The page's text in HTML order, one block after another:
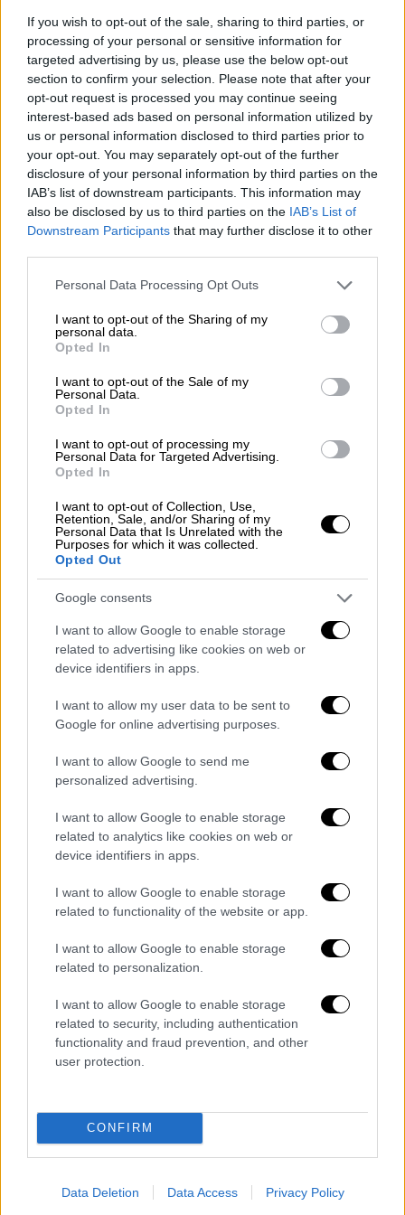
If you wish to opt-out of the sale, sharing to third parties, or
processing of your personal or sensitive information for
targeted advertising by us, please use the below opt-out
section to confirm your selection. Please note that after your
opt-out request is processed you may continue seeing
interest-based ads based on personal information utilized by
us or personal information disclosed to third parties prior to
your opt-out. You may separately opt-out of the further
disclosure of your personal information by third parties on the
IAB’s list of downstream participants. This information may
also be disclosed by us to third parties on the IAB’s List of
Downstream Participants that may further disclose it to other
Please note that this website/app uses one or more Google
not limited to your visit or usage behaviour. You may click to
grant or deny consent to Google and its third-party tags to
use your data for below specified purposes in below Google
consent section.
Personal Data Processing Opt Outs
I want to opt-out of the Sharing of my
personal data.
Opted In
I want to opt-out of the Sale of my
Personal Data.
Opted In
I want to opt-out of processing my
Personal Data for Targeted Advertising.
Opted In
I want to opt-out of Collection, Use,
Retention, Sale, and/or Sharing of my
Personal Data that Is Unrelated with the
Purposes for which it was collected.
Opted Out
Google consents
I want to allow Google to enable storage
related to advertising like cookies on web or
device identifiers in apps.
I want to allow my user data to be sent to
Google for online advertising purposes.
I want to allow Google to send me
personalized advertising.
I want to allow Google to enable storage
related to analytics like cookies on web or
device identifiers in apps.
I want to allow Google to enable storage
related to functionality of the website or app.
I want to allow Google to enable storage
related to personalization.
I want to allow Google to enable storage
related to security, including authentication
functionality and fraud prevention, and other
user protection.
CONFIRM
Data Deletion Data Access Privacy Policy
έκλεψε, ο Μαντσίνι πάσαρε θαυμάσια για τον
Αργεντινό, ο οποίος αν και πριν από το ματς
θεωρείτο αμφίβολος και ανέτοιμος,
εκτέλεσε ιδανικά για το 1-0 των Ρωμαίων.
ανέβασε ρυθμό, πήρε μέτρα στο γήπεδο κι
είχε μια σπουδαία στιγμή για να ισοφαρίσει
λίγο πριν απ' το φινάλε του ημιχρόνου.
Ωστόσο, το καταπληκτικό μακρινό σουτ του
Ράκιτιτς έξω απ' την περιοχή τράνταξε το
αριστερό δοκάρι του Ρουί Πατρίσιο στο
45+6'.
ημίχρονο και γρήγορα βρήκε το γκολ της
ισοφάρισης. Στο 55' ο Νάβας σέντραρε από
τη δεξιά πλευρά και ο Μαντσίνι στην
προσπάθειά του να προλάβει την μπάλα
προτού φτάσει στον Εν Νεσίρι, την έστειλε
στα δίχτυα της ομάδας του για το 1-1.